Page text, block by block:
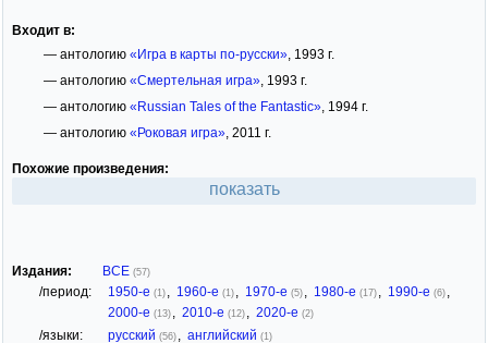
Входит в:
— антологию «Игра в карты по-русски», 1993 г.
— антологию «Смертельная игра», 1993 г.
— антологию «Russian Tales of the Fantastic», 1994 г.
— антологию «Роковая игра», 2011 г.
Похожие произведения:
показать
Издания: ВСЕ (57)
/период: 1950-е (1) , 1960-е (1) , 1970-е (5) , 1980-е (17) , 1990-е (6) ,
2000-е (13) , 2010-е (12) , 2020-е (2)
/языки: русский (56) , английский (1)